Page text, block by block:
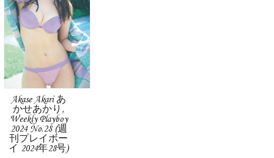
Akase Akari あ
かせあかり,
Weekly Playboy
2024 No.28 (週
刊プレイボー
イ 2024年28号)